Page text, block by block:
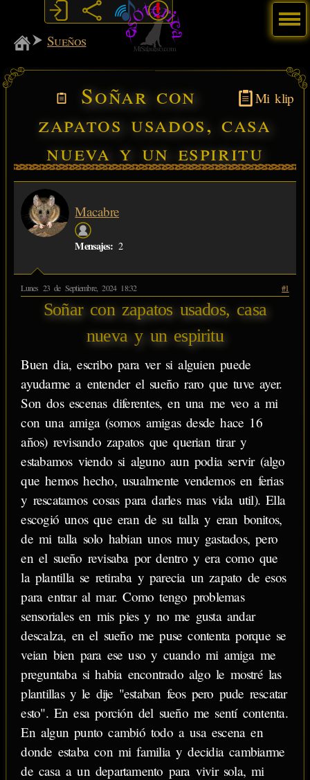
MiSabueso
Sueños
Mi klip
Soñar con
zapatos usados, casa
nueva y un espiritu
Macabre
Mensajes: 2
Lunes 23 de Septiembre, 2024 18:32 #1
Soñar con zapatos usados, casa
nueva y un espiritu
Buen dia, escribo para ver si alguien puede
ayudarme a entender el sueño raro que tuve ayer.
Son dos escenas diferentes, en una me veo a mi
con una amiga (somos amigas desde hace 16
años) revisando zapatos que querian tirar y
estabamos viendo si alguno aun podia servir (algo
que hemos hecho, usualmente vendemos en ferias
y rescatamos cosas para darles mas vida util). Ella
escogió unos que eran de su talla y eran bonitos,
de mi talla solo habian unos muy gastados, pero
en el sueño revisaba por dentro y era como que
la plantilla se retiraba y parecia un zapato de esos
para entrar al mar. Como tengo problemas
sensoriales en mis pies y no me gusta andar
descalza, en el sueño me puse contenta porque se
veian bien para ese uso y cuando mi amiga me
preguntaba si habia encontrado algo le mostré las
plantillas y le dije "estaban feos pero pude rescatar
esto". En esa porción del sueño me sentí contenta.
En algun punto cambió todo a usa escena en
donde estaba con mi familia y decidia cambiarme
de casa a un departamento para vivir sola, mi
Menú